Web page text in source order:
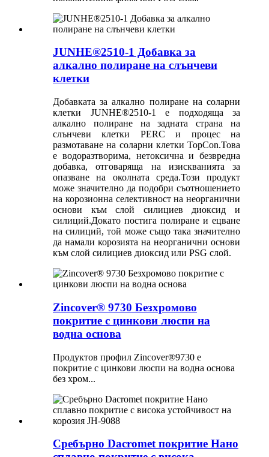
JUNHE®2510-1 Добавка за
алкално полиране на слънчеви
клетки
Добавката за алкално полиране на соларни
клетки JUNHE®2510-1 е подходяща за
алкално полиране на задната страна на
слънчеви клетки PERC и процес на
размотаване на соларни клетки TopCon.Това
е водоразтворима, нетоксична и безвредна
добавка, отговаряща на изискванията за
опазване на околната среда.Този продукт
може значително да подобри съотношението
на корозионна селективност на неорганични
основи към слой силициев диоксид и
силиций.Докато постига полиране и ецване
на силиций, той може също така значително
да намали корозията на неорганични основи
към слой силициев диоксид или PSG слой.
Zincover® 9730 Безхромово
покритие с цинкови люспи на
водна основа
Продуктов профил Zincover®9730 е
покритие с цинкови люспи на водна основа
без хром...
Сребърно Dacromet покритие Нано